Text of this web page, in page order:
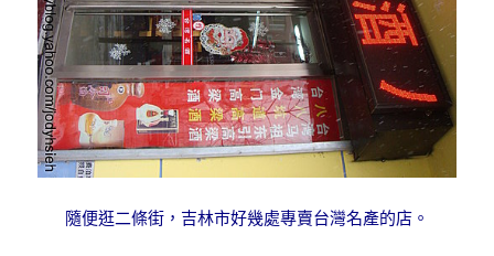
隨便逛二條街，吉林市好幾處專賣台灣名產的店。